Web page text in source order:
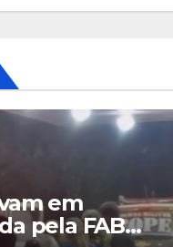
em
pela FAB